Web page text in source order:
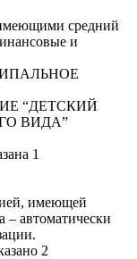
средний
и
“ДЕТСКИЙ
ВИДА”
1
имеющей
– автоматически
2